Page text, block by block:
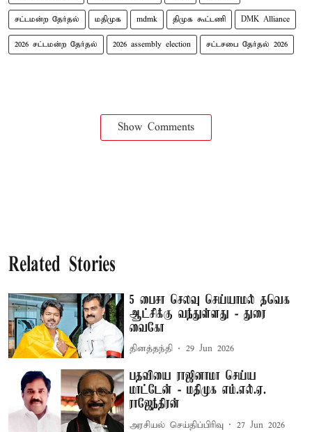
சட்டமன்ற தேர்தல் மதிமுக mdmk திமுக கூட்டணி DMK Alliance
2026 சட்டமன்ற தேர்தல் 2026 assembly election சட்டசபை தேர்தல் 2026
Show Comments
Related Stories
5 பைசா செலவு செய்யாமல் தவெக
ஆட்சிக்கு வந்துள்ளது - துரை
வைகோ
தினத்தந்தி 29 Jun 2026
பதவியை ராஜினாமா செய்ய
மாட்டேன் - மதிமுக எம்.எல்.ஏ.
ராஜேந்திரன்
அரசியல் செய்திப்பிரிவு 27 Jun 2026